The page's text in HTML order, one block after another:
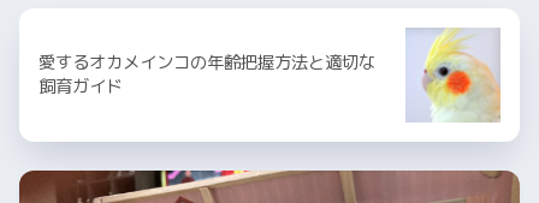
愛するオカメインコの年齢把握方法と適切な
飼育ガイド